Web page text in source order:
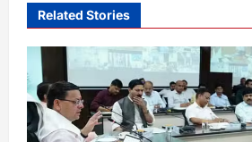
g
a
t
i
Related Stories